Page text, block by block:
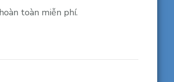
toàn miễn phí.